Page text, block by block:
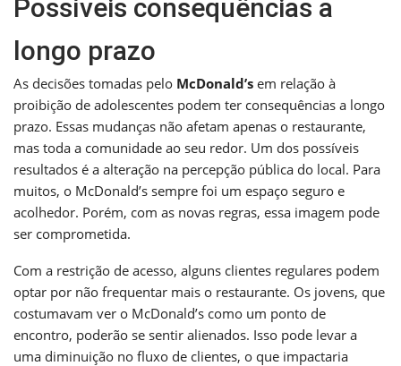
Possíveis consequências a
longo prazo
As decisões tomadas pelo McDonald’s em relação à
proibição de adolescentes podem ter consequências a longo
prazo. Essas mudanças não afetam apenas o restaurante,
mas toda a comunidade ao seu redor. Um dos possíveis
resultados é a alteração na percepção pública do local. Para
muitos, o McDonald’s sempre foi um espaço seguro e
acolhedor. Porém, com as novas regras, essa imagem pode
ser comprometida.
Com a restrição de acesso, alguns clientes regulares podem
optar por não frequentar mais o restaurante. Os jovens, que
costumavam ver o McDonald’s como um ponto de
encontro, poderão se sentir alienados. Isso pode levar a
uma diminuição no fluxo de clientes, o que impactaria